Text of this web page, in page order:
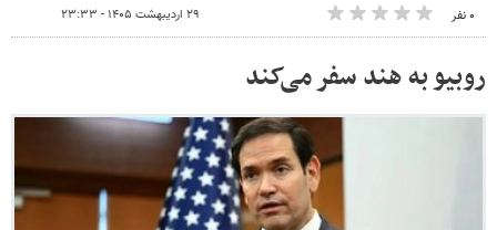
۰ نفر ۲۹ اردیبهشت ۱۴۰۵ - ۲۳:۳۳
روبیو به هند سفر می‌کند